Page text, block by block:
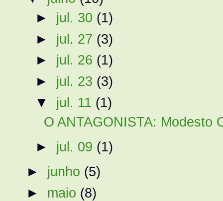
► jul. 30 (1)
► jul. 27 (3)
► jul. 26 (1)
► jul. 23 (3)
▼ jul. 11 (1)
O ANTAGONISTA: Modesto
► jul. 09 (1)
► junho (5)
► maio (8)